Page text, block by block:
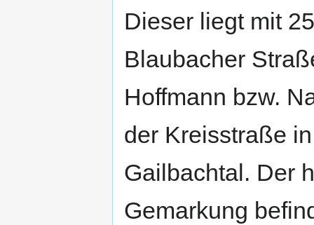
Dieser liegt mit
Blaubacher
Hoffmann bzw.
der Kreisstraße
Gailbachtal. Der
Gemarkung